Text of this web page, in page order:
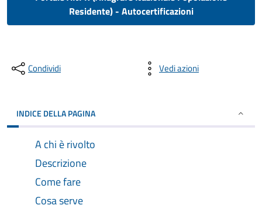
Residente) - Autocertificazioni
Condividi Vedi azioni
INDICE DELLA PAGINA
A chi è rivolto
Descrizione
Come fare
Cosa serve